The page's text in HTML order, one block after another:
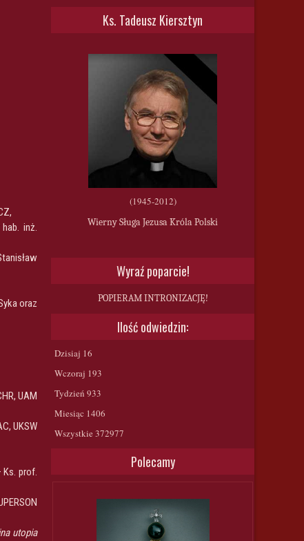
inż.
oraz
UAM
UKSW
Ks. prof.
utopia
Ks. Tadeusz Kiersztyn
(1945-2012)
Wierny Sługa Jezusa Króla Polski
Wyraź poparcie!
POPIERAM INTRONIZACJĘ!
Ilość odwiedzin:
Dzisiaj 16
Wczoraj 193
Tydzień 933
Miesiąc 1406
Wszystkie 372977
Polecamy